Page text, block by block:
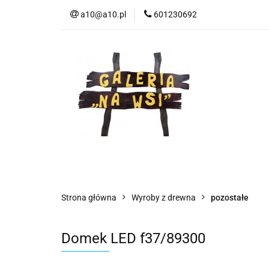
a10@a10.pl 601230692
Strona główna Wyroby z drewna pozostałe
Domek LED f37/89300